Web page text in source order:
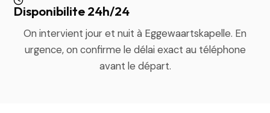
Disponibilite 24h/24
On intervient jour et nuit à Eggewaartskapelle. En
urgence, on confirme le délai exact au téléphone
avant le départ.